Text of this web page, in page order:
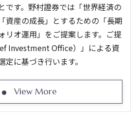
です。野村證券では「世界経済の
資産の成長」とするための「長期
リオ運用」をご提案します。ご提
Investment Office）」による資
に基づき行います。
View More